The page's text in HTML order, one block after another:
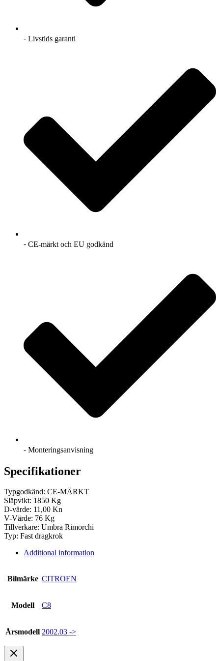
⁃ Livstids garanti
⁃ CE-märkt och EU godkänd
⁃ Monteringsanvisning
Specifikationer
Typgodkänd: CE-MÄRKT
Släpvikt: 1850 Kg
D-värde: 11,00 Kn
V-Värde: 76 Kg
Tillverkare: Umbra Rimorchi
Typ: Fast dragkrok
Additional information
Bilmärke CITROEN
Modell C8
Årsmodell 2002.03 ->